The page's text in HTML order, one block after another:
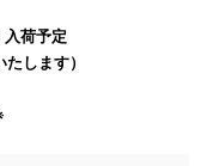
荷予定
します）